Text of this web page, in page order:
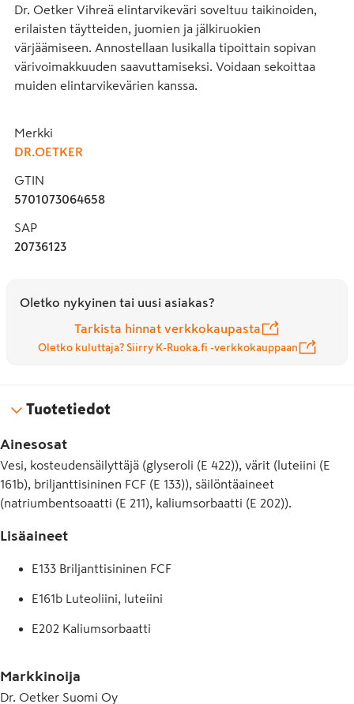
Dr. Oetker Vihreä elintarvikeväri soveltuu taikinoiden,
erilaisten täytteiden, juomien ja jälkiruokien
värjäämiseen. Annostellaan lusikalla tipoittain sopivan
värivoimakkuuden saavuttamiseksi. Voidaan sekoittaa
muiden elintarvikevärien kanssa.
Merkki
DR.OETKER
GTIN
5701073064658
SAP
20736123
Oletko nykyinen tai uusi asiakas?
Tarkista hinnat verkkokaupasta
Oletko kuluttaja? Siirry K-Ruoka.fi -verkkokauppaan
Tuotetiedot
Ainesosat
Vesi, kosteudensäilyttäjä (glyseroli (E 422)), värit (luteiini (E
161b), briljanttisininen FCF (E 133)), säilöntäaineet
(natriumbentsoaatti (E 211), kaliumsorbaatti (E 202)).
Lisäaineet
E133 Briljanttisininen FCF
E161b Luteoliini, luteiini
E202 Kaliumsorbaatti
E422 Glyseroli
Markkinoija
Dr. Oetker Suomi Oy